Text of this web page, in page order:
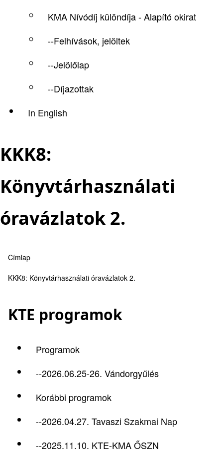
KMA Nívódíj különdíja - Alapító okirat
--Felhívások, jelöltek
--Jelölőlap
--Díjazottak
In English
KKK8:
Könyvtárhasználati
óravázlatok 2.
Morzsa
Címlap
KKK8: Könyvtárhasználati óravázlatok 2.
KTE programok
Programok
--2026.06.25-26. Vándorgyűlés
Korábbi programok
--2026.04.27. Tavaszi Szakmai Nap
--2025.11.10. KTE-KMA ŐSZN